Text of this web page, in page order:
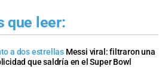
que leer:
a dos estrellas Messi viral: filtraron una
que saldría en el Super Bowl